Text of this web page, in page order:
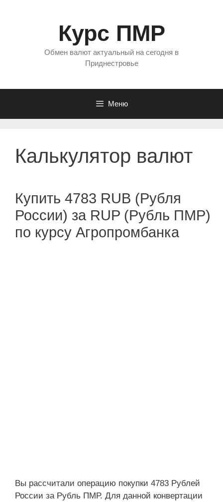
Курс ПМР
Обмен валют актуальный на сегодня в
Приднестровье
Меню
Калькулятор валют
Купить 4783 RUB (Рубля
России) за RUP (Рубль ПМР)
по курсу Агропромбанка
Вы рассчитали операцию покупки 4783 Рублей
России за Рубль ПМР. Для данной конвертации